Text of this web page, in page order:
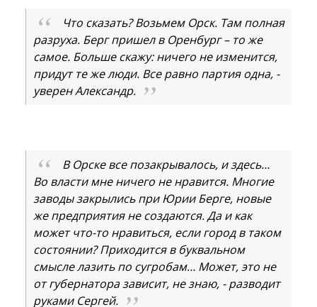
Что сказать? Возьмем Орск. Там полная
разруха. Берг пришел в Оренбург – то же
самое. Больше скажу: ничего не изменится,
придут те же люди. Все равно партия одна, -
уверен Александр.
В Орске все позакрывалось, и здесь…
Во власти мне ничего не нравится. Многие
заводы закрылись при Юрии Берге, новые
же предприятия не создаются. Да и как
может что-то нравиться, если город в таком
состоянии? Приходится в буквальном
смысле лазить по сугробам… Может, это не
от губернатора зависит, не знаю, - разводит
руками Сергей.